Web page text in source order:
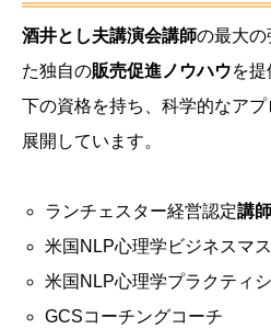
酒井とし夫講演会講師の最大の
た独自の販売促進ノウハウを
下の資格を持ち、科学的なア
展開しています。
ランチェスター経営認定講師
米国NLP心理学ビジネスマ
米国NLP心理学プラクティ
GCSコーチングコーチ